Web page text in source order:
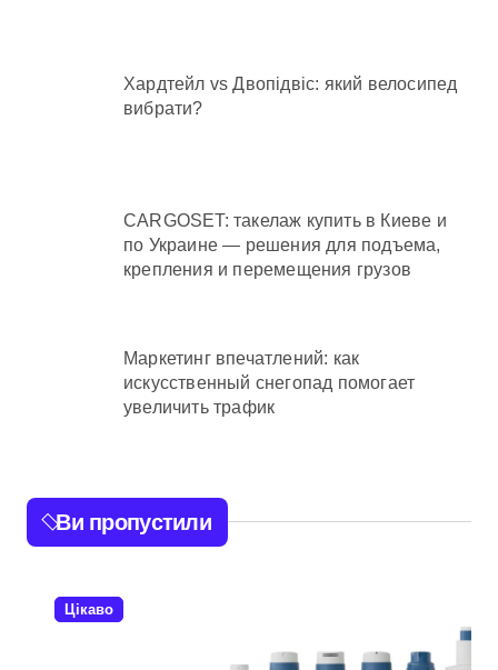
Хардтейл vs Двопідвіс: який велосипед
вибрати?
CARGOSET: такелаж купить в Киеве и
по Украине — решения для подъема,
крепления и перемещения грузов
Маркетинг впечатлений: как
искусственный снегопад помогает
увеличить трафик
Ви пропустили
Цікаво